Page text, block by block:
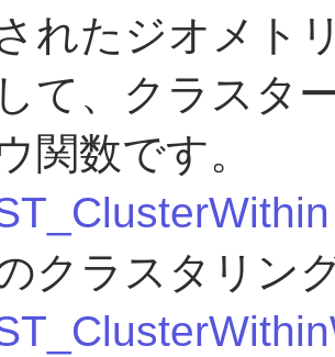
れたジオメト
して、クラスタ
関数です。
クラスタリン